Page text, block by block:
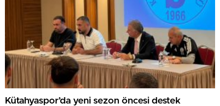
Kütahyaspor’da yeni sezon öncesi destek